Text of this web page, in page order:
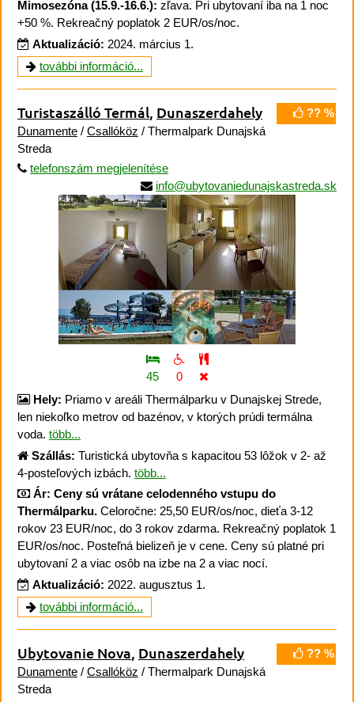
Mimosezóna (15.9.-16.6.): zľava. Pri ubytovaní iba na 1 noc
+50 %. Rekreačný poplatok 2 EUR/os/noc.
Aktualizáció: 2024. március 1.
további információ...
?? %
Turistaszálló Termál, Dunaszerdahely
Dunamente / Csallóköz / Thermalpark Dunajská
Streda
telefonszám megjelenítése
info@ubytovaniedunajskastreda.sk
45
0
Hely: Priamo v areáli Thermálparku v Dunajskej Strede,
len niekoľko metrov od bazénov, v ktorých prúdi termálna
voda. több...
Szállás: Turistická ubytovňa s kapacitou 53 lôžok v 2- až
4-posteľových izbách. több...
Ár: Ceny sú vrátane celodenného vstupu do
Thermálparku. Celoročne: 25,50 EUR/os/noc, dieťa 3-12
rokov 23 EUR/noc, do 3 rokov zdarma. Rekreačný poplatok 1
EUR/os/noc. Posteľná bielizeň je v cene. Ceny sú platné pri
ubytovaní 2 a viac osôb na izbe na 2 a viac nocí.
Aktualizáció: 2022. augusztus 1.
további információ...
?? %
Ubytovanie Nova, Dunaszerdahely
Dunamente / Csallóköz / Thermalpark Dunajská
Streda